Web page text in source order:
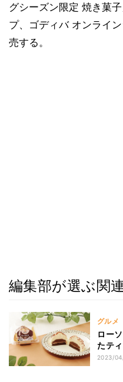
グシーズン限定 焼き菓
プ、ゴディバ オンライ
売する。
編集部が選ぶ関
グルメ
ロー
たテ
2023/